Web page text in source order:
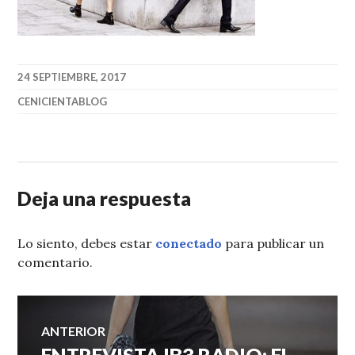
24 SEPTIEMBRE, 2017
CENICIENTABLOG
Deja una respuesta
Lo siento, debes estar conectado para publicar un
comentario.
Navegación
ANTERIOR
Entrada